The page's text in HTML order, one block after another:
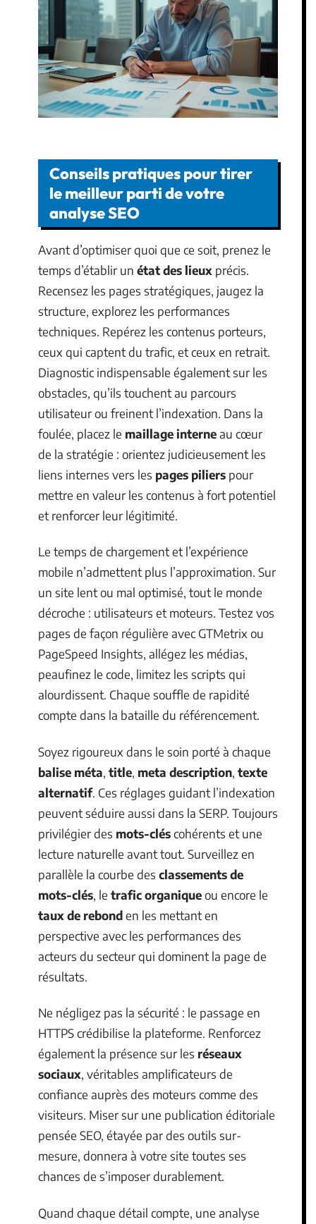
Conseils pratiques pour tirer
le meilleur parti de votre
analyse SEO
Avant d’optimiser quoi que ce soit, prenez le
temps d’établir un état des lieux précis.
Recensez les pages stratégiques, jaugez la
structure, explorez les performances
techniques. Repérez les contenus porteurs,
ceux qui captent du trafic, et ceux en retrait.
Diagnostic indispensable également sur les
obstacles, qu’ils touchent au parcours
utilisateur ou freinent l’indexation. Dans la
foulée, placez le maillage interneau cœur
de la stratégie : orientez judicieusement les
liens internes vers les pages piliers pour
mettre en valeur les contenus à fort potentiel
et renforcer leur légitimité.
Le temps de chargement et l’expérience
mobile n’admettent plus l’approximation. Sur
un site lent ou mal optimisé, tout le monde
décroche : utilisateurs et moteurs. Testez vos
pages de façon régulière avec GTMetrix ou
PageSpeed Insights, allégez les médias,
peaufinez le code, limitez les scripts qui
alourdissent. Chaque souffle de rapidité
compte dans la bataille du référencement.
Soyez rigoureux dans le soin porté à chaque
balise méta, title, meta description, texte
alternatif. Ces réglages guidant l’indexation
peuvent séduire aussi dans la SERP. Toujours
privilégier des mots-cléscohérents et une
lecture naturelle avant tout. Surveillez en
parallèle la courbe des classements de
mots-clés, le trafic organiqueou encore le
taux de rebonden les mettant en
perspective avec les performances des
acteurs du secteur qui dominent la page de
résultats.
Ne négligez pas la sécurité : le passage en
HTTPS crédibilise la plateforme. Renforcez
également la présence sur les réseaux
sociaux, véritables amplificateurs de
confiance auprès des moteurs comme des
visiteurs. Miser sur une publication éditoriale
pensée SEO, étayée par des outils sur-
mesure, donnera à votre site toutes ses
chances de s’imposer durablement.
Quand chaque détail compte, une analyse